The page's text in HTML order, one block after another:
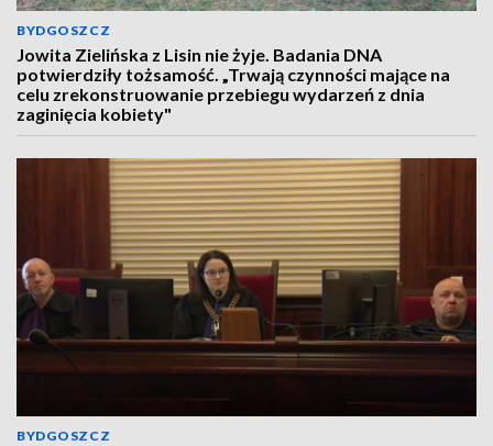
BYDGOSZCZ
Jowita Zielińska z Lisin nie żyje. Badania DNA
potwierdziły tożsamość. „Trwają czynności mające na
celu zrekonstruowanie przebiegu wydarzeń z dnia
zaginięcia kobiety"
BYDGOSZCZ